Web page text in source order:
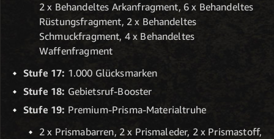
2 x Behandeltes Arkanfragment, 6 x Behandeltes
Rüstungsfragment, 2 x Behandeltes
Schmuckfragment, 4 x Behandeltes
Waffenfragment
Stufe 17: 1.000 Glücksmarken
Stufe 18: Gebietsruf-Booster
Stufe 19: Premium-Prisma-Materialtruhe
2 x Prismabarren, 2 x Prismaleder, 2 x Prismastoff,